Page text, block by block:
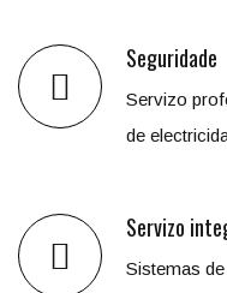
Seguridade
Servizo
de
Servizo
Sistemas